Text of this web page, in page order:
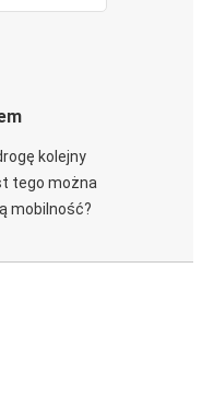
kolejny
tego można
mobilność?